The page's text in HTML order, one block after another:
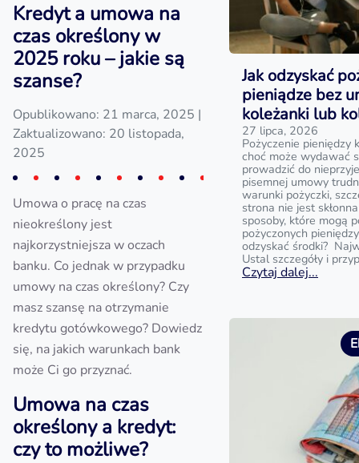
Kredyt a umowa na
czas określony w
2025 roku – jakie są
szanse?
Opublikowano: 21 marca, 2025 |
Zaktualizowano: 20 listopada,
2025
Umowa o pracę na czas
nieokreślony jest
najkorzystniejsza w oczach
banku. Co jednak w przypadku
umowy na czas określony? Czy
masz szansę na otrzymanie
kredytu gotówkowego? Dowiedz
się, na jakich warunkach bank
może Ci go przyznać.
Umowa na czas
określony a kredyt:
czy to możliwe?
Jak odzyskać
pieniądze bez
koleżanki lub
27 lipca, 2026
Pożyczenie pieniędzy
choć może wydawać
prowadzić do
pisemnej umowy
warunki pożyczki,
strona nie jest
sposoby, które mogą
pożyczonych
odzyskać środki?
Ustal szczegóły i
Czytaj dalej...